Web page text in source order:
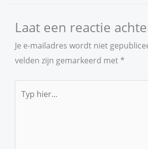
Laat een reactie
Je e-mailadres wordt niet
velden zijn gemarkeerd met *
hier...